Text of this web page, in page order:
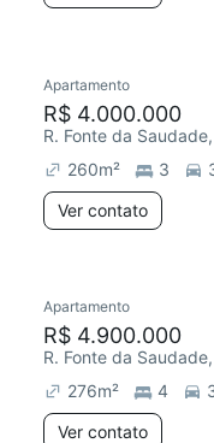
Redecorar
Apartamento
R$ 4.000.000
R. Fonte da
260m² 3
Ver contato
Redecorar
Apartamento
R$ 4.900.000
R. Fonte da
276m² 4
Ver contato